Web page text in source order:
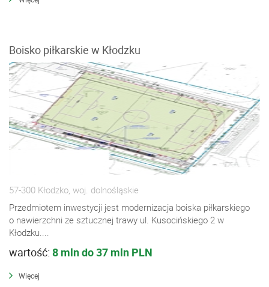
Boisko piłkarskie w Kłodzku
57-300 Kłodzko, woj. dolnośląskie
Przedmiotem inwestycji jest modernizacja boiska piłkarskiego
o nawierzchni ze sztucznej trawy ul. Kusocińskiego 2 w
Kłodzku....
wartość: 8 mln do 37 mln PLN
Więcej